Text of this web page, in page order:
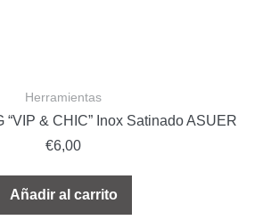
Herramientas
“VIP & CHIC” Inox Satinado ASUER
€6,00
Añadir al carrito